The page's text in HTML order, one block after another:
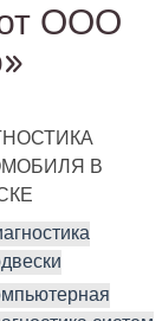
ООО
В